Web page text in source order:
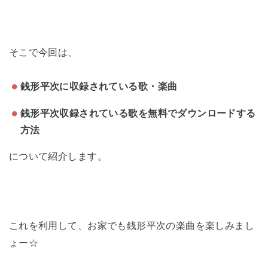
そこで今回は、
銭形平次に収録されている歌・楽曲
銭形平次収録されている歌を無料でダウンロードする
方法
について紹介します。
これを利用して、お家でも銭形平次の楽曲を楽しみまし
ょー☆